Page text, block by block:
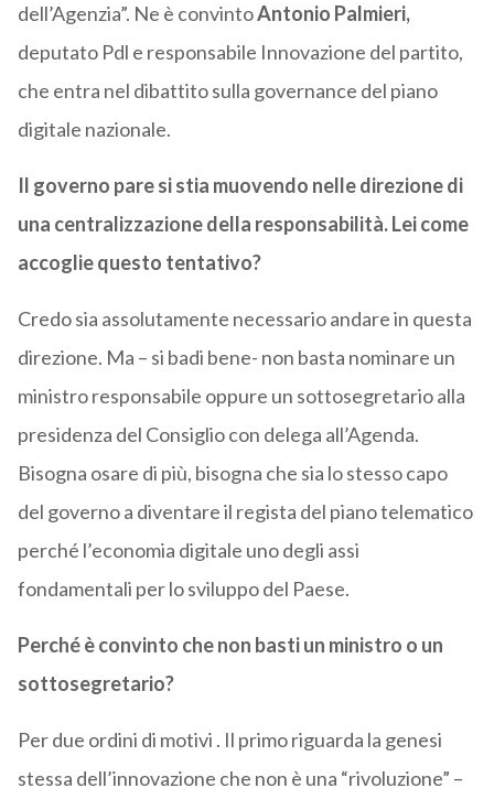
dell’Agenzia”. Ne è convintoAntonio Palmieri,
deputato Pdl e responsabile Innovazione del partito,
che entra nel dibattito sulla governance del piano
digitale nazionale.
Il governo pare si stia muovendo nelle direzione di
una centralizzazione della responsabilità. Lei come
accoglie questo tentativo?
Credo sia assolutamente necessario andare in questa
direzione. Ma – si badi bene- non basta nominare un
ministro responsabile oppure un sottosegretario alla
presidenza del Consiglio con delega all’Agenda.
Bisogna osare di più, bisogna che sia lo stesso capo
del governo a diventare il regista del piano telematico
perché l’economia digitale uno degli assi
fondamentali per lo sviluppo del Paese.
Perché è convinto che non basti un ministro o un
sottosegretario?
Per due ordini di motivi . Il primo riguarda la genesi
stessa dell’innovazione che non è una “rivoluzione” –